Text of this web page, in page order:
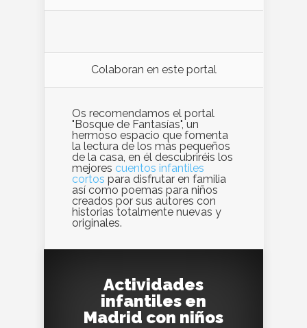
Colaboran en este portal
Os recomendamos el portal
"Bosque de Fantasías", un
hermoso espacio que fomenta
la lectura de los más pequeños
de la casa, en él descubriréis los
mejores cuentos infantiles
cortos para disfrutar en familia
así como poemas para niños
creados por sus autores con
historias totalmente nuevas y
originales.
Actividades
infantiles en
Madrid con niños